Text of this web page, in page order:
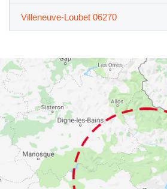
Villeneuve-Loubet 06270